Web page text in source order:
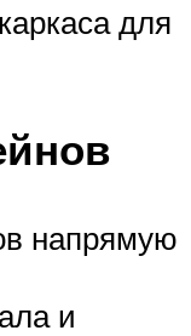
для
напрямую
и